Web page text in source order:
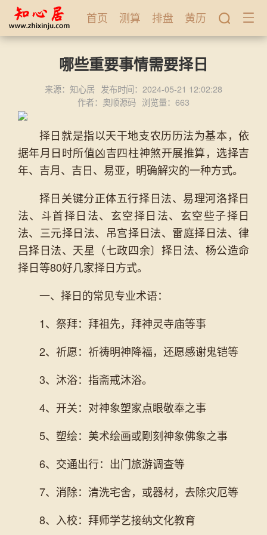
首页 测算 排盘 黄历
哪些重要事情需要择日
来源：知心居 发布时间：2024-05-21 12:02:28
作者：奥顺源码 浏览量：663
择日就是指以天干地支农历历法为基本，依
据年月日时所值凶吉四柱神煞开展推算，选择吉
年、吉月、吉日、易亚，明确解灾的一种方式。
择日关键分正体五行择日法、易理河洛择日
法、斗首择日法、玄空择日法、玄空些子择日
法、三元择日法、吊宫择日法、雷庭择日法、律
吕择日法、天星（七政四余〕择日法、杨公造命
择日等80好几家择日方式。
一、择日的常见专业术语：
1、祭拜：拜祖先，拜神灵寺庙等事
2、祈愿：祈祷明神降福，还愿感谢鬼铠等
3、沐浴：指斋戒沐浴。
4、开关：对神象塑家点眼敬奉之事
5、塑绘：美术绘画或剛刻神象佛象之事
6、交通出行：出门旅游调查等
7、消除：清洗宅舍，或器材，去除灾厄等
8、入校：拜师学艺接纳文化教育